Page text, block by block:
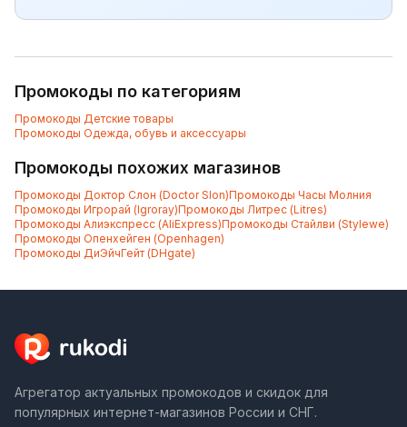
Промокоды по категориям
Промокоды Детские товары
Промокоды Одежда, обувь и аксессуары
Промокоды похожих магазинов
Промокоды Доктор Слон (Doctor Slon)Промокоды Часы Молния
Промокоды Игрорай (Igroray)Промокоды Литрес (Litres)
Промокоды Алиэкспресс (AliExpress)Промокоды Стайлви (Stylewe)
Промокоды Опенхейген (Openhagen)
Промокоды ДиЭйчГейт (DHgate)
Агрегатор актуальных промокодов и скидок для
популярных интернет-магазинов России и СНГ.